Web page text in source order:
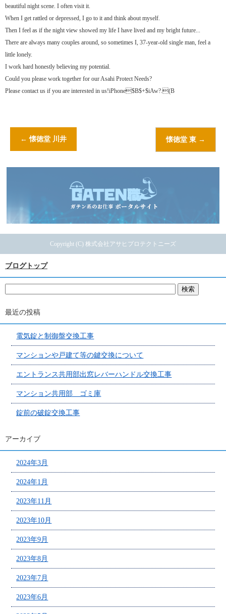
beautiful night scene. I often visit it.
When I get rattled or depressed, I go to it and think about myself.
Then I feel as if the night view showed my life I have lived and my bright future...
There are always many couples around, so sometimes I, 37-year-old single man, feel a
little lonely.
I work hard honestly believing my potential.
Could you please work together for our Asahi Protect Needs?
Please contact us if you are interested in us!iPhone$B$+$iAw?.(B
← 懐徳堂 川井 懐徳堂 東 →
Copyright (C) 株式会社アサヒプロテクトニーズ
ブログトップ
最近の投稿
電気錠と制御盤交換工事
マンションや戸建て等の鍵交換について
エントランス共用部出窓レバーハンドル交換工事
マンション共用部 ゴミ庫
錠前の破錠交換工事
アーカイブ
2024年3月
2024年1月
2023年11月
2023年10月
2023年9月
2023年8月
2023年7月
2023年6月